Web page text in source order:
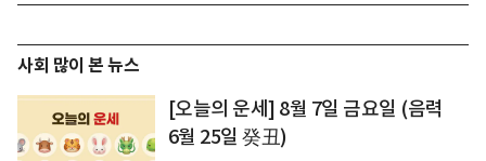
사회 많이 본 뉴스
[오늘의 운세] 8월 7일 금요일 (음력
6월 25일 癸丑)